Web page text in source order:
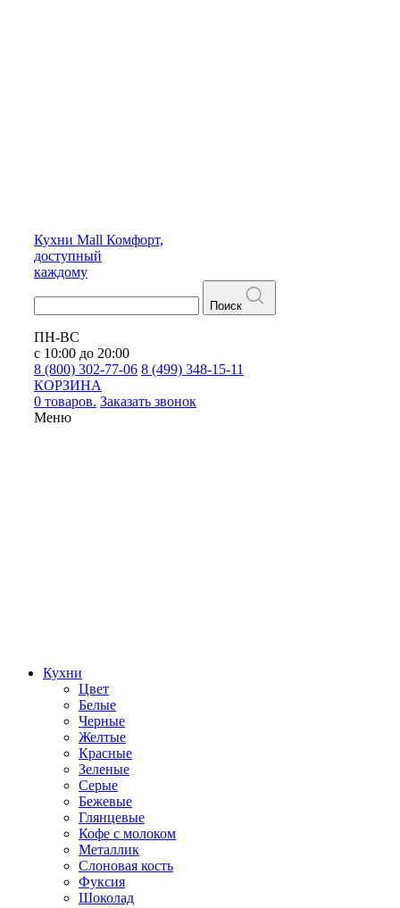
Кухни Mall Комфорт,
доступный
каждому
Поиск
ПН-ВС
с 10:00 до 20:00
8 (800) 302-77-06 8 (499) 348-15-11
КОРЗИНА
0 товаров. Заказать звонок
Меню
Кухни
Цвет
Белые
Черные
Желтые
Красные
Зеленые
Серые
Бежевые
Глянцевые
Кофе с молоком
Металлик
Слоновая кость
Фуксия
Шоколад